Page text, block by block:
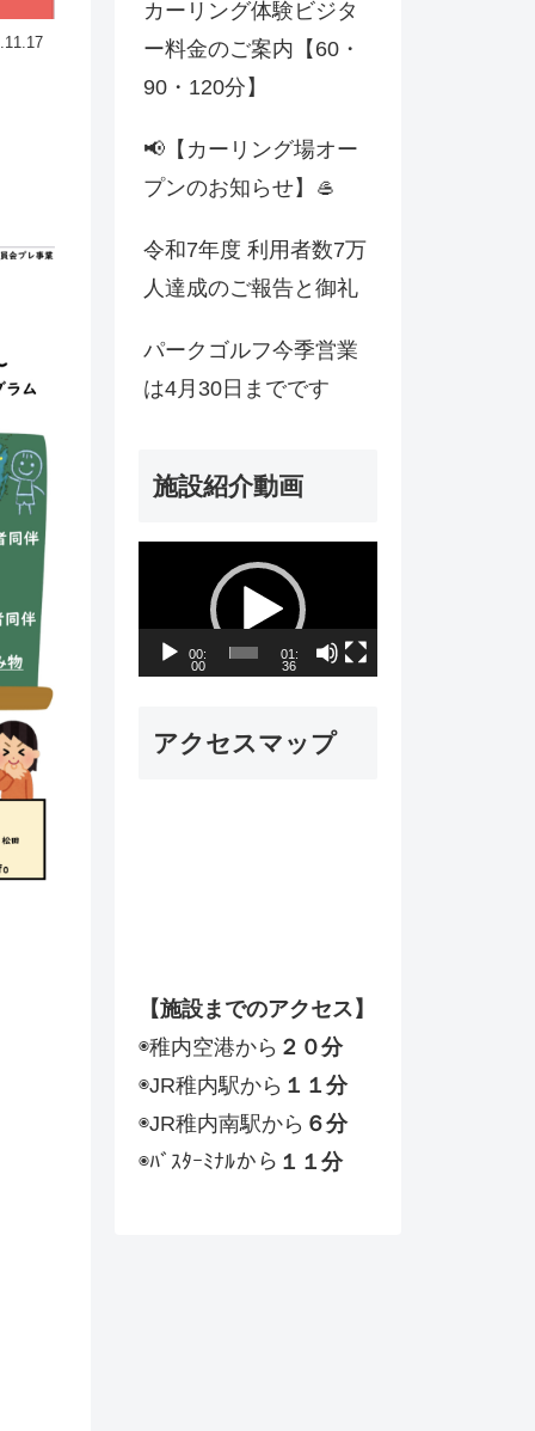
カーリング体験ビジタ
ー料金のご案内【60・
90・120分】
📢【カーリング場オー
プンのお知らせ】🥌
令和7年度 利用者数7万
人達成のご報告と御礼
パークゴルフ今季営業
は4月30日までです
施設紹介動画
プ
レ
ヤ
00:
00
01:
36
アクセスマップ
【施設までのアクセス】
◉稚内空港から ２０分
◉JR稚内駅から １１分
◉JR稚内南駅から ６分
◉ﾊﾞｽﾀｰﾐﾅﾙから １１分